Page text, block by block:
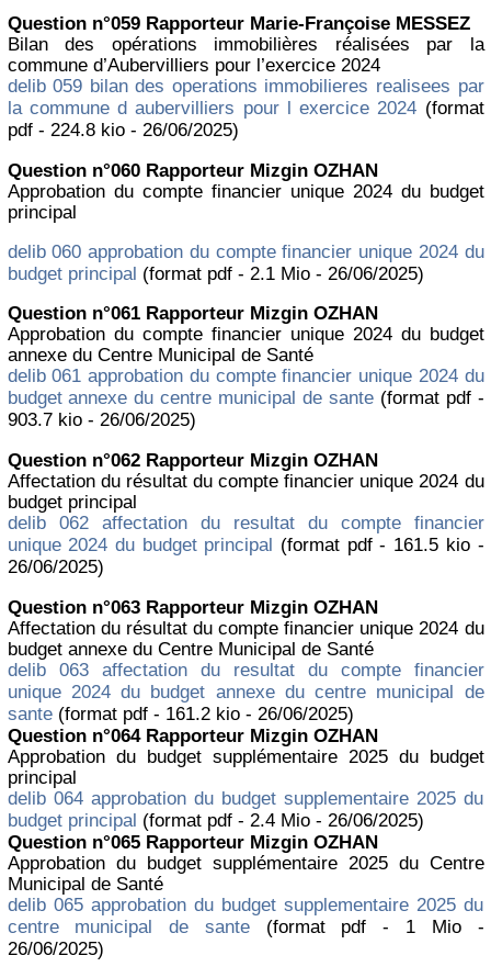
Question n°059 Rapporteur Marie-Françoise MESSEZ
Bilan des opérations immobilières réalisées par la
commune d’Aubervilliers pour l’exercice 2024
delib 059 bilan des operations immobilieres realisees par
la commune d aubervilliers pour l exercice 2024 (format
pdf - 224.8 kio - 26/06/2025)
Question n°060 Rapporteur Mizgin OZHAN
Approbation du compte financier unique 2024 du budget
principal
delib 060 approbation du compte financier unique 2024 du
budget principal (format pdf - 2.1 Mio - 26/06/2025)
Question n°061 Rapporteur Mizgin OZHAN
Approbation du compte financier unique 2024 du budget
annexe du Centre Municipal de Santé
delib 061 approbation du compte financier unique 2024 du
budget annexe du centre municipal de sante(format pdf -
903.7 kio - 26/06/2025)
Question n°062 Rapporteur Mizgin OZHAN
Affectation du résultat du compte financier unique 2024 du
budget principal
delib 062 affectation du resultat du compte financier
unique 2024 du budget principal (format pdf - 161.5 kio -
26/06/2025)
Question n°063 Rapporteur Mizgin OZHAN
Affectation du résultat du compte financier unique 2024 du
budget annexe du Centre Municipal de Santé
delib 063 affectation du resultat du compte financier
unique 2024 du budget annexe du centre municipal de
sante(format pdf - 161.2 kio - 26/06/2025)
Question n°064 Rapporteur Mizgin OZHAN
Approbation du budget supplémentaire 2025 du budget
principal
delib 064 approbation du budget supplementaire 2025 du
budget principal (format pdf - 2.4 Mio - 26/06/2025)
Question n°065 Rapporteur Mizgin OZHAN
Approbation du budget supplémentaire 2025 du Centre
Municipal de Santé
delib 065 approbation du budget supplementaire 2025 du
centre municipal de sante(format pdf - 1 Mio -
26/06/2025)